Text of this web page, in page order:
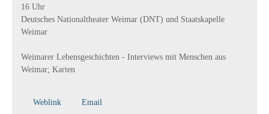
16 Uhr
Deutsches Nationaltheater Weimar (DNT) und Staatskapelle
Weimar
Weimarer Lebensgeschichten - Interviews mit Menschen aus
Weimar; Karten
Weblink Email